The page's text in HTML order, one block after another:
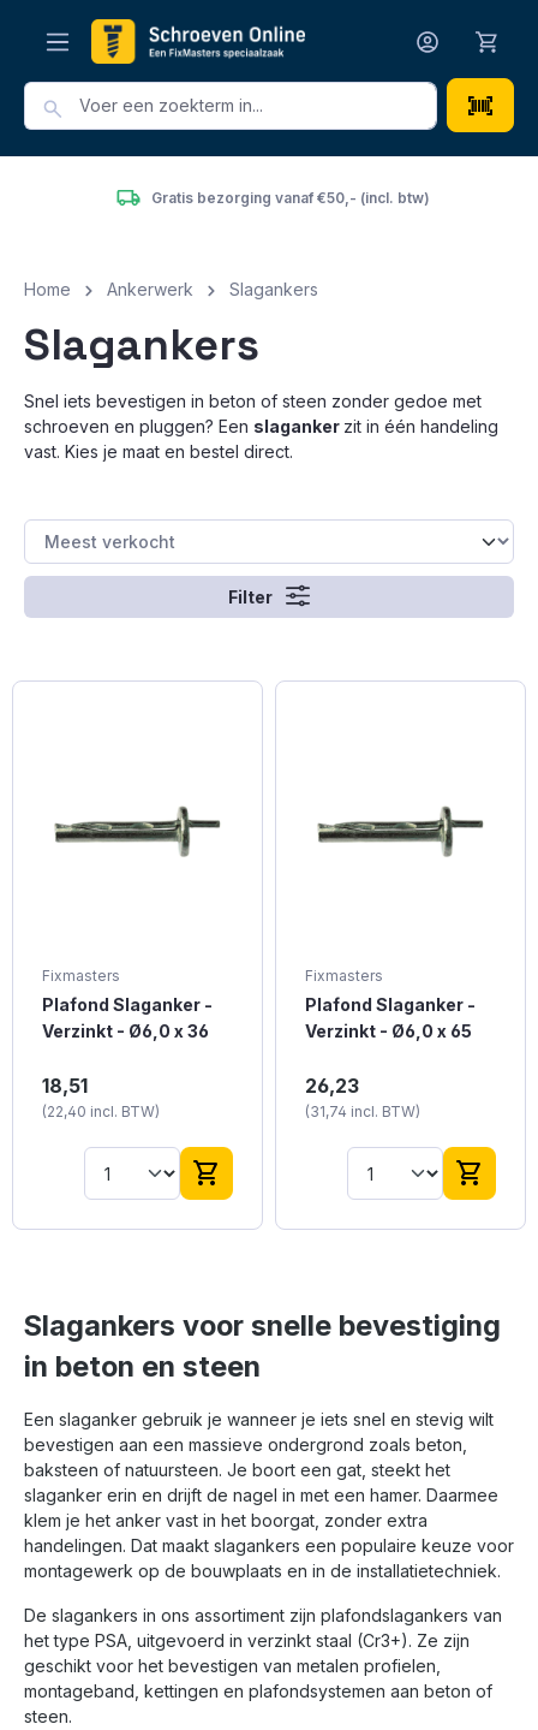
Gratis bezorging vanaf €50,- (incl. btw)
Home Ankerwerk Slagankers
Slagankers
Snel iets bevestigen in beton of steen zonder gedoe met
schroeven en pluggen? Een slaganker zit in één handeling
vast. Kies je maat en bestel direct.
Filter
Fixmasters
Plafond Slaganker -
Verzinkt - Ø6,0 x 36
Plafondslaganker met
nagel, voor het
bevestigen van metalen
profielen, kettingen,
montageband,
plafondsystemen.
PSA De veelzijdige 6,0
montagewerk, het
bevestigen van platen
en lichte
houtverbindingen.
= 100 stuks
Specificaties: Diameter:
6,0 Lengte: 35,0
Boordiameter: 6
Boorgatdiepte: 40
Bevestigingsdikte: 5
Effectieve
verankeringsdiepte: 32
18,51
(22,40 incl. BTW)
shopping_cart
Fixmasters
Plafond Slaganker -
Verzinkt - Ø6,0 x 65
Plafondslaganker met
nagel, voor het
bevestigen van metalen
profielen, kettingen,
montageband,
plafondsystemen.
PSA De 6,0 x 65 mm
constructief houtwerk
waar meer verankering
Specificaties: Diameter:
6,0 Lengte: 65,0
Boordiameter: 6
Boorgatdiepte: 40
Bevestigingsdikte: 35
Effectieve
verankeringsdiepte: 32
Kopdiameter: 14,5
26,23
(31,74 incl. BTW)
shopping_cart
Slagankers voor snelle bevestiging
in beton en steen
Een slaganker gebruik je wanneer je iets snel en stevig wilt
bevestigen aan een massieve ondergrond zoals beton,
baksteen of natuursteen. Je boort een gat, steekt het
slaganker erin en drijft de nagel in met een hamer. Daarmee
klem je het anker vast in het boorgat, zonder extra
handelingen. Dat maakt slagankers een populaire keuze voor
montagewerk op de bouwplaats en in de installatietechniek.
De slagankers in ons assortiment zijn plafondslagankers van
het type PSA, uitgevoerd in verzinkt staal (Cr3+). Ze zijn
geschikt voor het bevestigen van metalen profielen,
montageband, kettingen en plafondsystemen aan beton of
steen.